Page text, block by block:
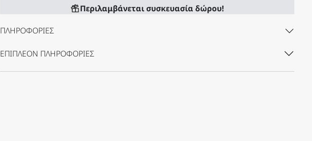
Περιλαμβάνεται συσκευασία δώρου!
ΠΛΗΡΟΦΟΡΊΕΣ
ΕΠΙΠΛΈΟΝ ΠΛΗΡΟΦΟΡΊΕΣ